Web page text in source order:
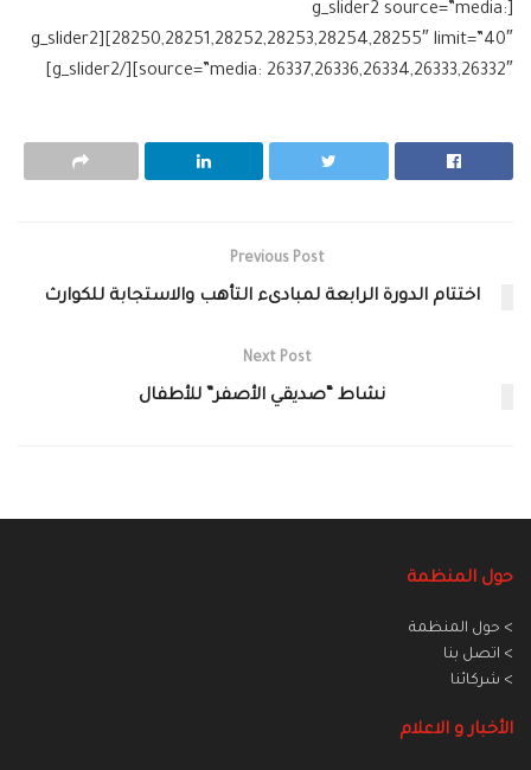
[g_slider2 source=”media:
28250,28251,28252,28253,28254,28255″ limit=”40″][g_slider2
source=”media: 26337,26336,26334,26333,26332″][/g_slider2]
Previous Post
اختتام الدورة الرابعة لمبادىء التأهب والاستجابة للكوارث
Next Post
نشاط “صديقي الأصفر” للأطفال
حول المنظمة
> حول المنظمة
> اتصل بنا
> شركائنا
الأخبار و الاعلام